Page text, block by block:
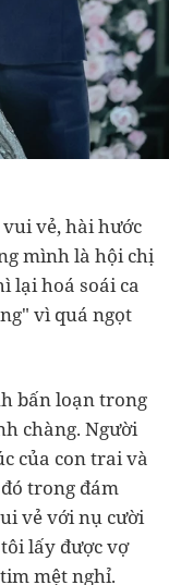
vẻ, hài hước
mình là hội chị
lại hoá soái ca
vì quá ngọt
bấn loạn trong
chàng. Người
của con trai và
trong đám
vẻ với nụ cười
lấy được vợ
mệt nghỉ.